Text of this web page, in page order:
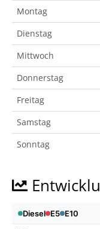
Montag
Dienstag
Mittwoch
Donnerstag
Freitag
Samstag
Sonntag